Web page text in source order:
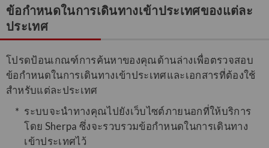
ข้อกำหนดในการเดินทางเข้าประเทศของแต่ละ
ประเทศ
โปรดป้อนเกณฑ์การค้นหาของคุณด้านล่างเพื่อตรวจสอบ
ข้อกำหนดในการเดินทางเข้าประเทศและเอกสารที่ต้องใช้
สำหรับแต่ละประเทศ
ระบบจะนำทางคุณไปยังเว็บไซต์ภายนอกที่ให้บริการ
โดย Sherpa ซึ่งจะรวบรวมข้อกำหนดในการเดินทาง
เข้าประเทศไว้